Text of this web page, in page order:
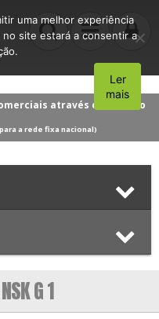
através do número
a rede fixa nacional)
G 1
uma melhor experiência
site estará a consentir a
Aceito
Ler
mais